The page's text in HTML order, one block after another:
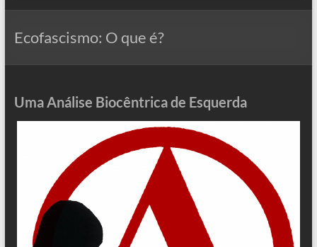
Ecofascismo: O que é?
Uma Análise Biocêntrica de Esquerda